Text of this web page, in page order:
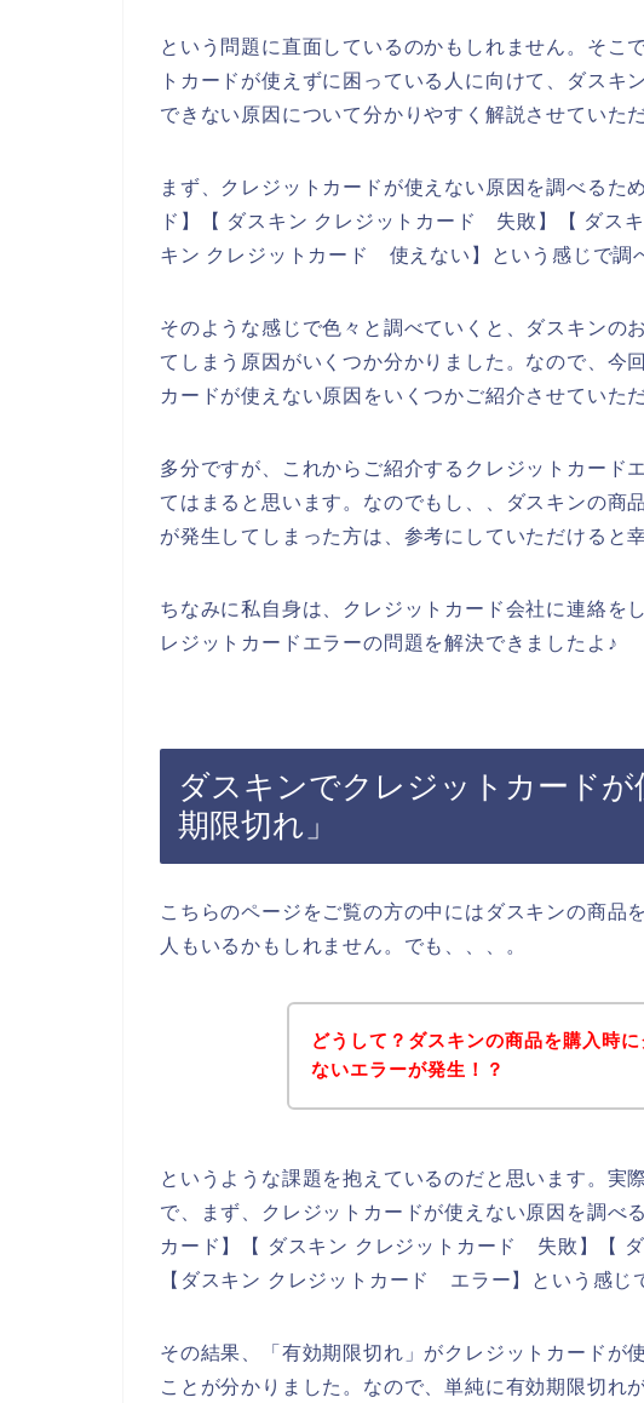
という問題に直面しているのかもしれません。そこ
トカードが使えずに困っている人に向けて、ダスキ
できない原因について分かりやすく解説させていた
まず、クレジットカードが使えない原因を調べるた
ド】【 ダスキン クレジットカード 失敗】【 ダス
キン クレジットカード 使えない】という感じで調
そのような感じで色々と調べていくと、ダスキンの
てしまう原因がいくつか分かりました。なので、今
カードが使えない原因をいくつかご紹介させていた
多分ですが、これからご紹介するクレジットカード
てはまると思います。なのでもし、、ダスキンの商
が発生してしまった方は、参考にしていただけると
ちなみに私自身は、クレジットカード会社に連絡を
レジットカードエラーの問題を解決できましたよ♪
ダスキンでクレジットカード
期限切れ」
こちらのページをご覧の方の中にはダスキンの商品
人もいるかもしれません。でも、、、。
どうして？ダスキンの商品を購入時
ないエラーが発生！？
というような課題を抱えているのだと思います。実
で、まず、クレジットカードが使えない原因を調べ
カード】【 ダスキン クレジットカード 失敗】【
【ダスキン クレジットカード エラー】という感じ
その結果、「有効期限切れ」がクレジットカードが
ことが分かりました。なので、単純に有効期限切れ